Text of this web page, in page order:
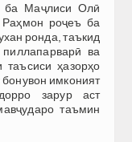
Маҷлиси Олӣ
роҷеъ ба
ронда, таъкид
ва
ҳазорҳо
бонувон имконият
зарур аст
таъмин